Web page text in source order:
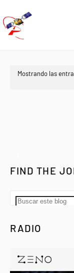
Mostrando las
FIND THE
RADIO